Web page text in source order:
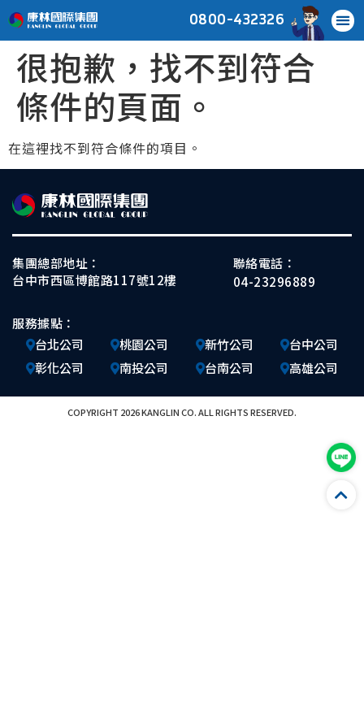
0800-432326
很抱歉，找不到符合
條件的頁面。
在這裡找不到符合條件的項目。
集團總部地址：
台中市西區博館路117號12樓
聯絡電話：
04-23296889
服務據點：
台北公司
桃園公司 新竹公司
台中公司
彰化公司
南投公司 台南公司 高雄公司
COPYRIGHT 2026 KANGLIN CO. ALL RIGHTS RESERVED.